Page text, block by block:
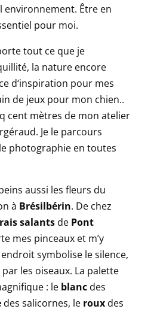
environnement. Être en
pour moi.
tout ce que je
la nature encore
d‘inspiration pour mes
de jeux pour mon chien..
cent mètres de mon atelier
Je le parcours
photographie en toutes
aussi les fleurs du
à Brésilbérin. De chez
salantsde Pont
mes pinceaux et m’y
symbolise le silence,
les oiseaux. La palette
: le blancdes
des salicornes, le rouxdes